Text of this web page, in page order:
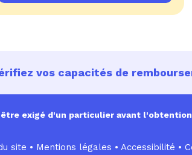
vos capacités de
exigé d'un particulier avant
site • Mentions légales • Accessibilité •